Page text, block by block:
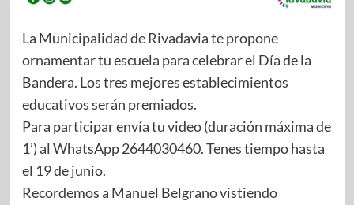
La Municipalidad de Rivadavia te propone
ornamentar tu escuela para celebrar el Día de la
Bandera. Los tres mejores establecimientos
educativos serán premiados.
Para participar envía tu video (duración máxima de
1’) al WhatsApp 2644030460. Tenes tiempo hasta
el 19 de junio.
Recordemos a Manuel Belgrano vistiendo